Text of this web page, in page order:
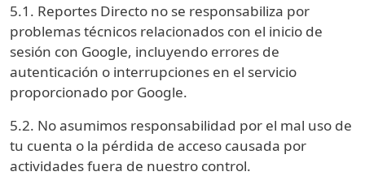
5.1. Reportes Directo no se responsabiliza por
problemas técnicos relacionados con el inicio de
sesión con Google, incluyendo errores de
autenticación o interrupciones en el servicio
proporcionado por Google.
5.2. No asumimos responsabilidad por el mal uso de
tu cuenta o la pérdida de acceso causada por
actividades fuera de nuestro control.